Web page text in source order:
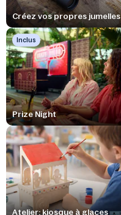
Créez vos propres jumelles
Inclus
Prize Night
Atelier: kiosque à glaces